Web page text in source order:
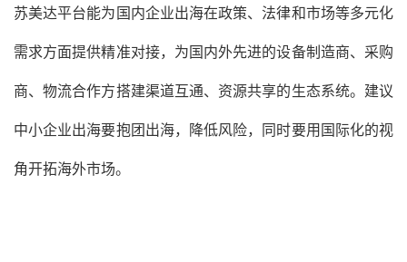
苏美达平台能为国内企业出海在政策、法律和市场等多元化
需求方面提供精准对接，为国内外先进的设备制造商、采购
商、物流合作方搭建渠道互通、资源共享的生态系统。建议
中小企业出海要抱团出海，降低风险，同时要用国际化的视
角开拓海外市场。